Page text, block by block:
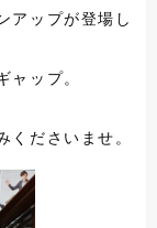
アップが登場し
ップ。
ださいませ。